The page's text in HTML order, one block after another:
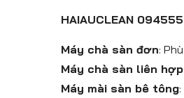
HAIAUCLEAN
Máy chà sàn đơn:
Máy chà sàn liên hợp
Máy mài sàn bê tông